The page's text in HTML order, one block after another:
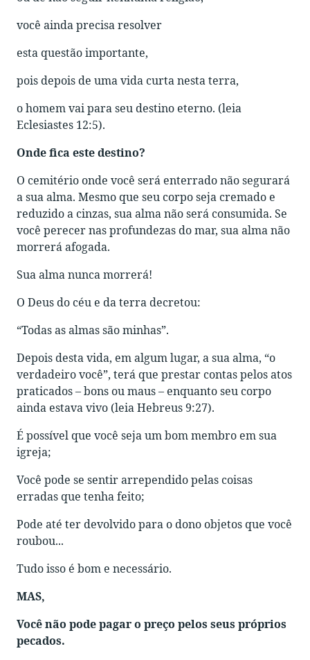
você ainda precisa resolver
esta questão importante,
pois depois de uma vida curta nesta terra,
o homem vai para seu destino eterno. (leia
Eclesiastes 12:5).
Onde fica este destino?
O cemitério onde você será enterrado não segurará
a sua alma. Mesmo que seu corpo seja cremado e
reduzido a cinzas, sua alma não será consumida. Se
você perecer nas profundezas do mar, sua alma não
morrerá afogada.
Sua alma nunca morrerá!
O Deus do céu e da terra decretou:
“Todas as almas são minhas”.
Depois desta vida, em algum lugar, a sua alma, “o
verdadeiro você”, terá que prestar contas pelos atos
praticados – bons ou maus – enquanto seu corpo
ainda estava vivo (leia Hebreus 9:27).
É possível que você seja um bom membro em sua
igreja;
Você pode se sentir arrependido pelas coisas
erradas que tenha feito;
Pode até ter devolvido para o dono objetos que você
roubou...
Tudo isso é bom e necessário.
MAS,
Você não pode pagar o preço pelos seus próprios
pecados.